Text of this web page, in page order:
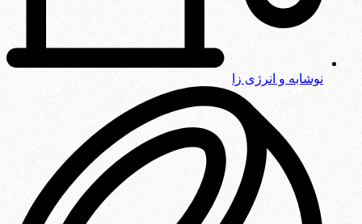
نوشابه و انرژی زا